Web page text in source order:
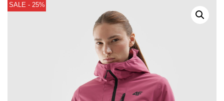
SALE - 25%